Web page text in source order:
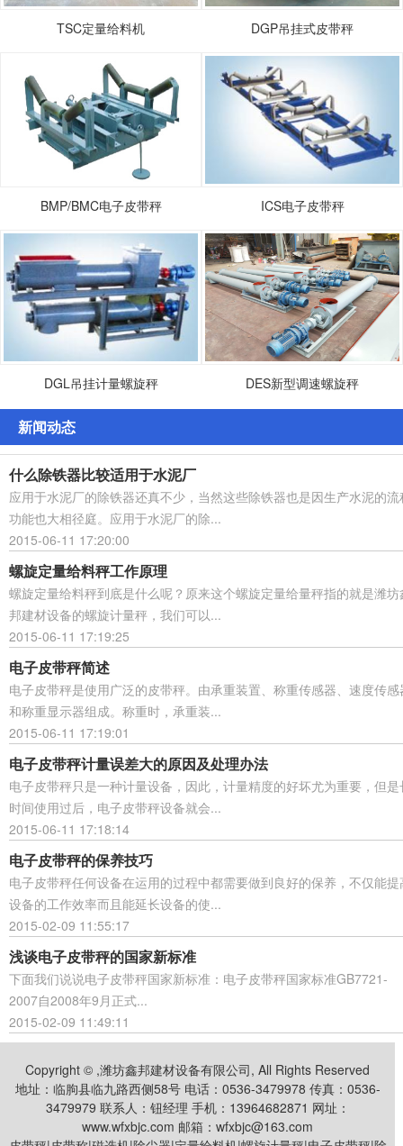
TSC定量给料机 DGP吊挂式皮带秤
BMP/BMC电子皮带秤 ICS电子皮带秤
DGL吊挂计量螺旋秤 DES新型调速螺旋秤
新闻动态
什么除铁器比较适用于水泥厂
应用于水泥厂的除铁器还真不少，当然这些除铁器也是因生产水泥的流
功能也大相径庭。应用于水泥厂的除...
2015-06-11 17:20:00
螺旋定量给料秤工作原理
螺旋定量给料秤到底是什么呢？原来这个螺旋定量给量秤指的就是潍坊
邦建材设备的螺旋计量秤，我们可以...
2015-06-11 17:19:25
电子皮带秤简述
电子皮带秤是使用广泛的皮带秤。由承重装置、称重传感器、速度传感
和称重显示器组成。称重时，承重装...
2015-06-11 17:19:01
电子皮带秤计量误差大的原因及处理办法
电子皮带秤只是一种计量设备，因此，计量精度的好坏尤为重要，但是
时间使用过后，电子皮带秤设备就会...
2015-06-11 17:18:14
电子皮带秤的保养技巧
电子皮带秤任何设备在运用的过程中都需要做到良好的保养，不仅能提
设备的工作效率而且能延长设备的使...
2015-02-09 11:55:17
浅谈电子皮带秤的国家新标准
下面我们说说电子皮带秤国家新标准：电子皮带秤国家标准GB7721-
2007自2008年9月正式...
2015-02-09 11:49:11
Copyright © ,潍坊鑫邦建材设备有限公司, All Rights Reserved
地址：临朐县临九路西侧58号 电话：0536-3479978 传真：0536-
3479979 联系人：钮经理 手机：13964682871 网址：
www.wfxbjc.com 邮箱：wfxbjc@163.com